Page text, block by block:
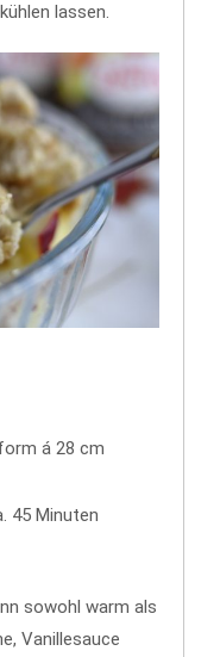
lassen.
á 28 cm
45 Minuten
sowohl warm als
Vanillesauce